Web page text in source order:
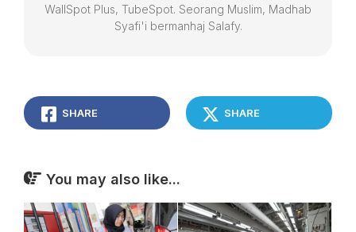
WallSpot Plus, TubeSpot. Seorang Muslim, Madhab
Syafi'i bermanhaj Salafy.
SHARE SHARE
You may also like...